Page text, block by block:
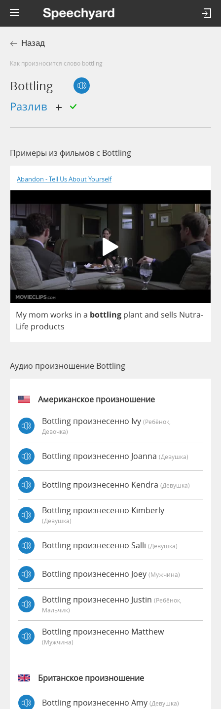
Назад
Как произносится слово bottling
Bottling
разлив
Примеры из фильмов c Bottling
Abandon - Tell Us About Yourself
My mom works in a bottling plantand sells Nutra-
Life products
Аудио произношение Bottling
Американское произношение
Bottling произнесенно Ivy (Ребёнок,
Девочка)
Bottling произнесенно Joanna (девушка)
Bottling произнесенно Kendra (девушка)
Bottling произнесенно Kimberly
(девушка)
Bottling произнесенно Salli (девушка)
Bottling произнесенно Joey (мужчина)
Bottling произнесенно Justin (Ребёнок,
Мальчик)
Bottling произнесенно Matthew
(мужчина)
Британское произношение
Bottling произнесенно Amy (девушка)